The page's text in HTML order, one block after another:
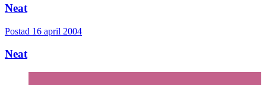
Neat
Postad 16 april 2004
Neat